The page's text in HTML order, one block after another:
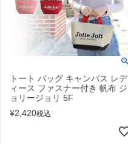
トート バッグ キャンバス レデ
ィース ファスナー付き 帆布 ジ
ョリージョリ 5F
¥2,420税込